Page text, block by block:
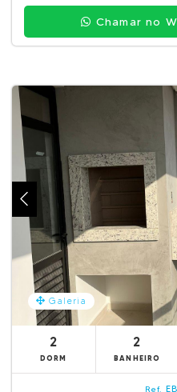
Chamar no
Galeria
2
DORM
2
BANHEIRO
Ref.